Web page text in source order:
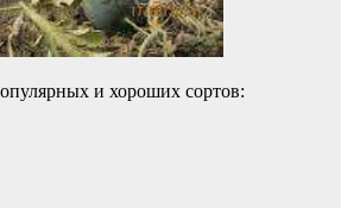
и хороших сортов: